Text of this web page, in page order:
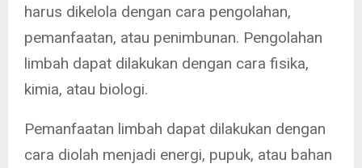
harus dikelola dengan cara pengolahan,
pemanfaatan, atau penimbunan. Pengolahan
limbah dapat dilakukan dengan cara fisika,
kimia, atau biologi.
Pemanfaatan limbah dapat dilakukan dengan
cara diolah menjadi energi, pupuk, atau bahan